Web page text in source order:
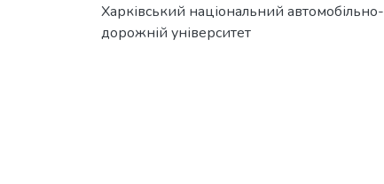
Харківський національний автомобільно-
дорожній університет